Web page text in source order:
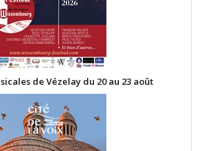
de Vézelay du 20 au 23 août